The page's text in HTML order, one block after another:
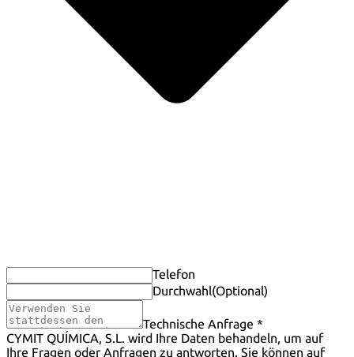
Telefon
Durchwahl(Optional)
Technische Anfrage *
CYMIT QUÍMICA, S.L. wird Ihre Daten behandeln, um auf
Ihre Fragen oder Anfragen zu antworten. Sie können auf